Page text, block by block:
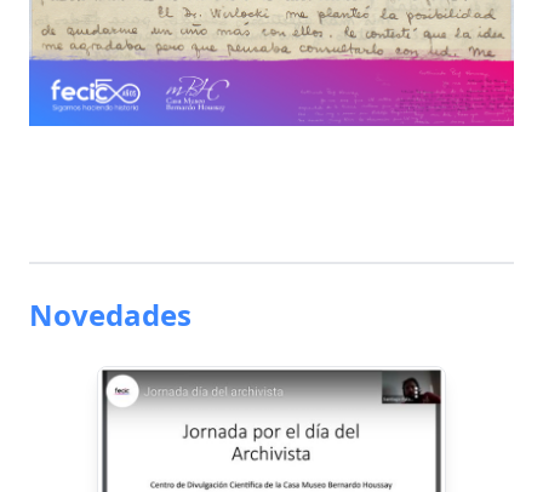
Novedades